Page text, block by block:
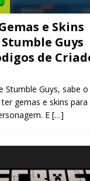
e Skins
Guys
de
Guys, sabe o
gemas e skins para
E […]